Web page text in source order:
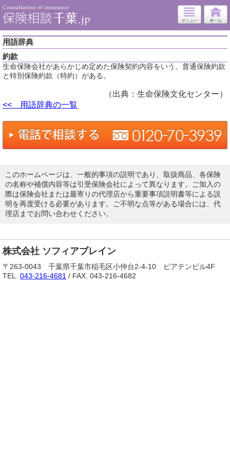
用語辞典
約款
生命保険会社があらかじめ定めた保険契約内容をいう。普通保険約款
と特別保険約款（特約）がある。
（出典：生命保険文化センター）
<< 用語辞典の一覧
このホームページは、一般的事項の説明であり、取扱商品、各保険
の名称や補償内容等は引受保険会社によって異なります。ご加入の
際は保険会社または最寄りの代理店から重要事項説明書等による説
明を再度受ける必要があります。ご不明な点等がある場合には、代
理店までお問い合わせください。
株式会社 ソフィアブレイン
〒263-0043 千葉県千葉市稲毛区小仲台2-4-10 ピアテンビル4F
TEL. 043-216-4681 / FAX. 043-216-4682